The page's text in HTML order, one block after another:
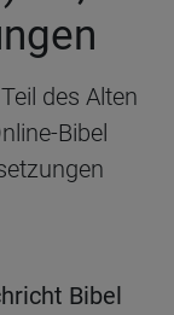
des Alten
Bibel
Bibel